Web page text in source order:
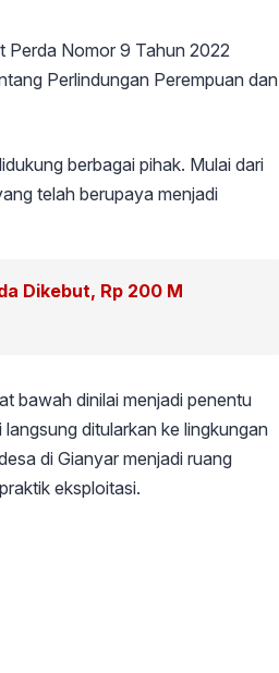
Perda Nomor 9 Tahun 2022
Perlindungan Perempuan dan
berbagai pihak. Mulai dari
telah berupaya menjadi
Dikebut, Rp 200 M
bawah dinilai menjadi penentu
ditularkan ke lingkungan
di Gianyar menjadi ruang
eksploitasi.